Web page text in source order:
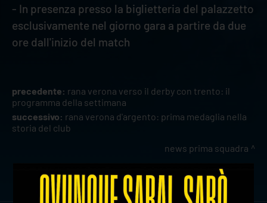
- In presenza presso la biglietteria del palazzetto
esclusivamente nel giorno gara a partire da due
ore dall'inizio del match
precedente: rana verona verso il derby con trento: il
programma della settimana
successivo: rana verona d'argento: prima medaglia nella
storia del club
news prima squadra